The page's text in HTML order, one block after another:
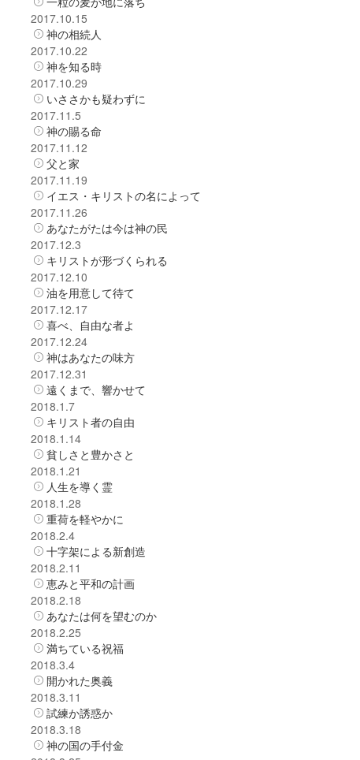
2017.10.15
神の相続人
2017.10.22
神を知る時
2017.10.29
いささかも疑わずに
2017.11.5
神の賜る命
2017.11.12
父と家
2017.11.19
イエス・キリストの名によって
2017.11.26
あなたがたは今は神の民
2017.12.3
キリストが形づくられる
2017.12.10
油を用意して待て
2017.12.17
喜べ、自由な者よ
2017.12.24
神はあなたの味方
2017.12.31
遠くまで、響かせて
2018.1.7
キリスト者の自由
2018.1.14
貧しさと豊かさと
2018.1.21
人生を導く霊
2018.1.28
重荷を軽やかに
2018.2.4
十字架による新創造
2018.2.11
恵みと平和の計画
2018.2.18
あなたは何を望むのか
2018.2.25
満ちている祝福
2018.3.4
開かれた奥義
2018.3.11
試練か誘惑か
2018.3.18
神の国の手付金